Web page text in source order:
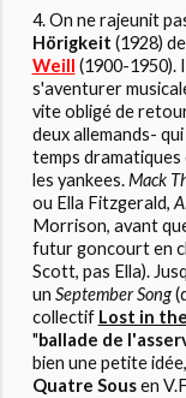
On ne rajeunit
Hörigkeit (1928) de
Weill (1900-1950).
s'aventurer
vite obligé de
deux allemands-
temps
les yankees.Mack
ou Ella Fitzgerald,
Morrison, avant
futur goncourt en
Scott, pas Ella).
un September Song
collectif Lost in
"ballade de
bien une petite
Quatre Sousen